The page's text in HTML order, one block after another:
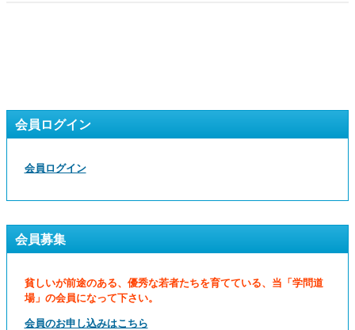
会員ログイン
会員ログイン
会員募集
貧しいが前途のある、優秀な若者たちを育てている、当「学問道
場」の会員になって下さい。
会員のお申し込みはこちら